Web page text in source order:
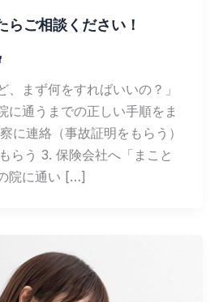
らご相談ください！
、まず何をすればいいの？」
に通うまでの正しい手順をま
に連絡（事故証明をもらう）
らう 3. 保険会社へ「まこと
院に通い […]